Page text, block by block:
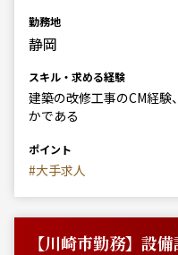
勤務地
静岡
スキル・求める経験
建築の改修工事のCM経
かである
ポイント
#大手求人
【川崎市勤務】設